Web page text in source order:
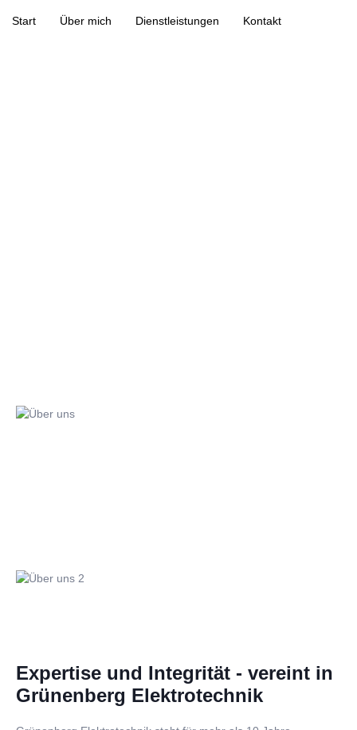
Start Über mich Dienstleistungen Kontakt
Expertise und Integrität - vereint in
Grünenberg Elektrotechnik